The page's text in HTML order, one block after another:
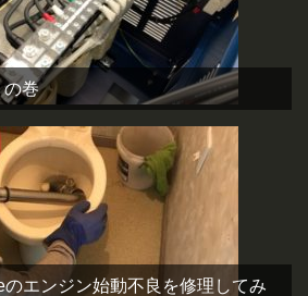
の巻
のエンジン始動不良を修理してみ